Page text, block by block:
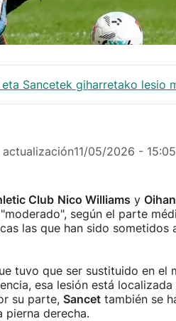
Sancetek giharretako lesio
actualización11/05/2026 - 15:05
Club Nico Williams y
según el parte
las que han sido sometidos
tuvo que ser sustituido en
esa lesión está
su parte, Sancet también se
pierna derecha.